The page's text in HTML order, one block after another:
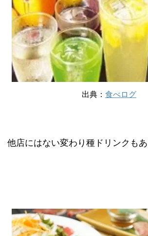
出典： 食べログ
他店にはない変わり種ドリンクもあ